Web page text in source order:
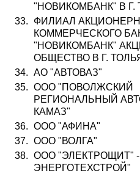
"НОВИКОМБАНК" В Г.
33.
ФИЛИАЛ
КОММЕРЧЕСКОГО
"НОВИКОМБАНК"
ОБЩЕСТВО В Г.
34. АО "АВТОВАЗ"
35. ООО "ПОВОЛЖСКИЙ
РЕГИОНАЛЬНЫЙ
КАМАЗ"
36. ООО "АФИНА"
37. ООО "ВОЛГА"
38. ООО "ЭЛЕКТРОЩИТ" -
ЭНЕРГОТЕХСТРОЙ"